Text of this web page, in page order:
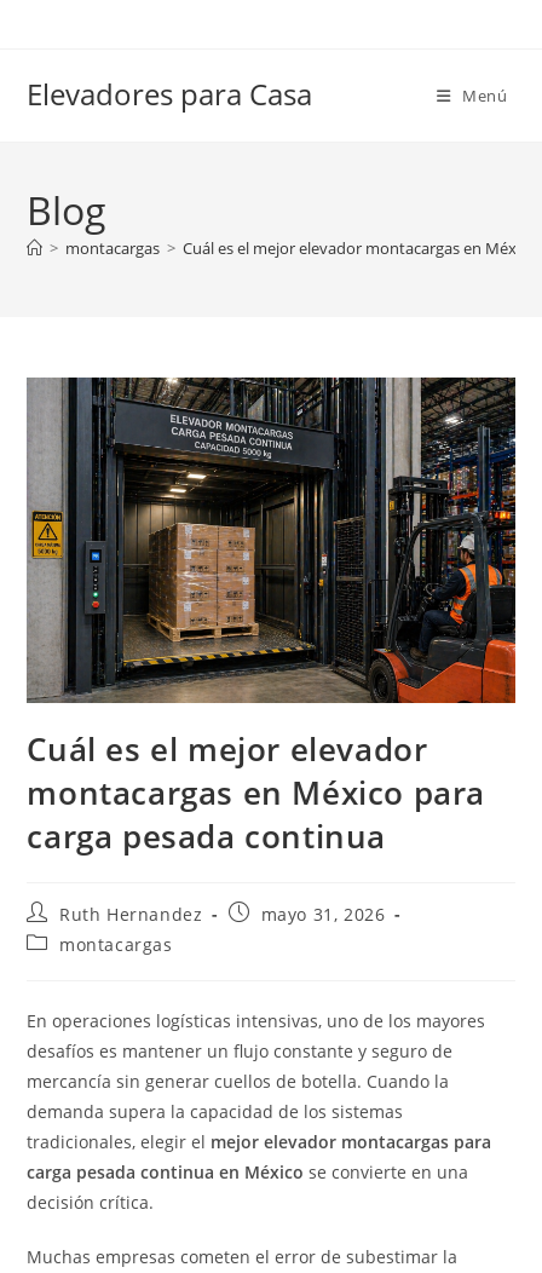
Elevadores para Casa Menú
Blog
> montacargas > Cuál es el mejor elevador montacargas en
Cuál es el mejor elevador
montacargas en México para
carga pesada continua
Autor
de
la
Ruth Hernandez
Publicación
mayo 31, 2026
Categoría
entrada:
montacargas
En operaciones logísticas intensivas, uno de los mayores
desafíos es mantener un flujo constante y seguro de
mercancía sin generar cuellos de botella. Cuando la
demanda supera la capacidad de los sistemas
tradicionales, elegir el mejor elevador montacargas para
carga pesada continua en México se convierte en una
decisión crítica.
Muchas empresas cometen el error de subestimar la